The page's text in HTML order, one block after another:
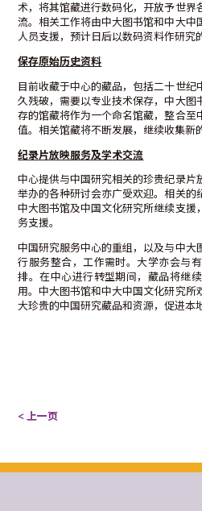
术，将其馆藏进行数码化，开放予世界
流。相关工作将由中大图书馆和中大中
人员支援，预计日后以数码资料作研究
保存原始历史资料
目前收藏于中心的藏品，包括二十世纪
久残破，需要以专业技术保存，中大图
存的馆藏将作为一个命名馆藏，整合至
值。相关馆藏将不断发展，继续收集新
纪录片放映服务及学术交流
中心提供与中国研究相关的珍贵纪录片
举办的各种研讨会亦广受欢迎。相关的
中大图书馆及中国文化研究所继续支援
务支援。
中国研究服务中心的重组，以及与中大
行服务整合，工作需时。大学亦会与
排。在中心进行转型期间，藏品将继
用。中大图书馆和中大中国文化研究所
大珍贵的中国研究藏品和资源，促进本
< 上一页